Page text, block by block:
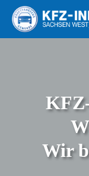
Wir